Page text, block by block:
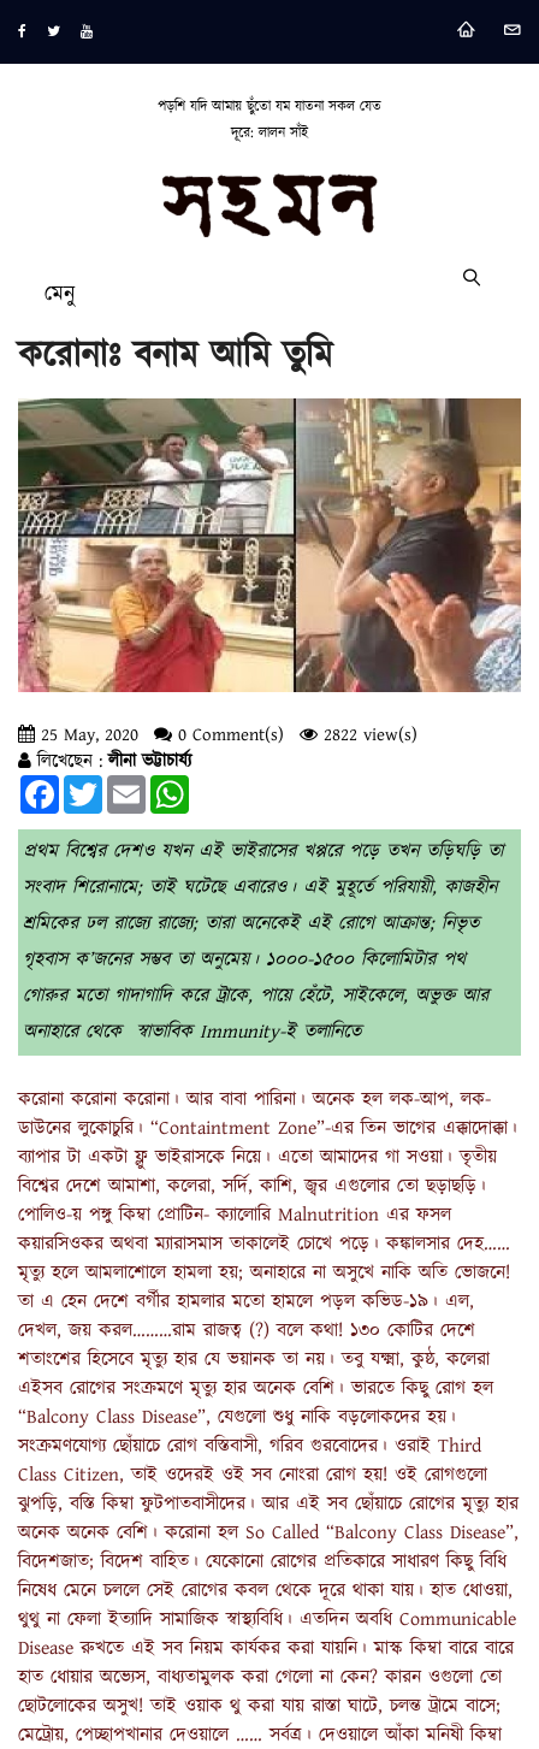
পড়শি যদি আমায় ছুঁতো যম যাতনা সকল যেত
দূরে: লালন সাঁই
মেনু
করোনাঃ বনাম আমি তুমি
25 May, 2020 0 Comment(s)
2822 view(s)
লিখেছেন :লীনা ভট্টাচার্য্য
FacebookTwitterEmail
প্রথম বিশ্বের দেশও যখন এই ভাইরাসের খপ্পরে পড়ে তখন তড়িঘড়ি তা
সংবাদ শিরোনামে; তাই ঘটেছে এবারেও। এই মুহূর্তে পরিযায়ী, কাজহীন
শ্রমিকের ঢল রাজ্যে রাজ্যে; তারা অনেকেই এই রোগে আক্রান্ত; নিভৃত
গৃহবাস ক’জনের সম্ভব তা অনুমেয়। ১০০০-১৫০০ কিলোমিটার পথ
গোরুর মতো গাদাগাদি করে ট্রাকে, পায়ে হেঁটে, সাইকেলে, অভুক্ত আর
অনাহারে থেকে স্বাভাবিক Immunity-ই তলানিতে
করোনা করোনা করোনা। আর বাবা পারিনা। অনেক হল লক-আপ, লক-
ডাউনের লুকোচুরি। “Containtment Zone”-এর তিন ভাগের এক্কাদোক্কা।
ব্যাপার টা একটা ফ্লু ভাইরাসকে নিয়ে। এতো আমাদের গা সওয়া। তৃতীয়
বিশ্বের দেশে আমাশা, কলেরা, সর্দি, কাশি, জ্বর এগুলোর তো ছড়াছড়ি।
পোলিও-য় পঙ্গু কিম্বা প্রোটিন- ক্যালোরি Malnutrition এর ফসল
কয়ারসিওকর অথবা ম্যারাসমাস তাকালেই চোখে পড়ে। কঙ্কালসার দেহ……
মৃত্যু হলে আমলাশোলে হামলা হয়; অনাহারে না অসুখে নাকি অতি ভোজনে!
তা এ হেন দেশে বর্গীর হামলার মতো হামলে পড়ল কভিড-১৯। এল,
দেখল, জয় করল………রাম রাজত্ব (?) বলে কথা! ১৩০ কোটির দেশে
শতাংশের হিসেবে মৃত্যু হার যে ভয়ানক তা নয়। তবু যক্ষ্মা, কুষ্ঠ, কলেরা
এইসব রোগের সংক্রমণে মৃত্যু হার অনেক বেশি। ভারতে কিছু রোগ হল
“Balcony Class Disease”, যেগুলো শুধু নাকি বড়লোকদের হয়।
সংক্রমণযোগ্য ছোঁয়াচে রোগ বস্তিবাসী, গরিব গুরবোদের। ওরাই Third
Class Citizen, তাই ওদেরই ওই সব নোংরা রোগ হয়! ওই রোগগুলো
ঝুপড়ি, বস্তি কিম্বা ফুটপাতবাসীদের। আর এই সব ছোঁয়াচে রোগের মৃত্যু হার
অনেক অনেক বেশি। করোনা হল So Called “Balcony Class Disease”,
বিদেশজাত; বিদেশ বাহিত। যেকোনো রোগের প্রতিকারে সাধারণ কিছু বিধি
নিষেধ মেনে চললে সেই রোগের কবল থেকে দূরে থাকা যায়। হাত ধোওয়া,
থুথু না ফেলা ইত্যাদি সামাজিক স্বাস্থ্যবিধি। এতদিন অবধি Communicable
Disease রুখতে এই সব নিয়ম কার্যকর করা যায়নি। মাস্ক কিম্বা বারে বারে
হাত ধোয়ার অভ্যেস, বাধ্যতামুলক করা গেলো না কেন? কারন ওগুলো তো
ছোটলোকের অসুখ! তাই ওয়াক থু করা যায় রাস্তা ঘাটে, চলন্ত ট্রামে বাসে;
মেট্রোয়, পেচ্ছাপখানার দেওয়ালে …… সর্বত্র। দেওয়ালে আঁকা মনিষী কিম্বা